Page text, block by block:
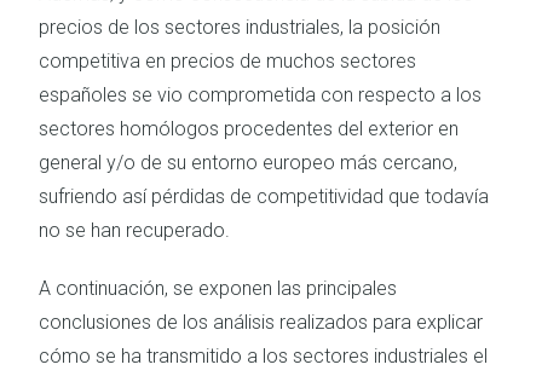
precios de los sectores industriales, la posición
competitiva en precios de muchos sectores
españoles se vio comprometida con respecto a los
sectores homólogos procedentes del exterior en
general y/o de su entorno europeo más cercano,
sufriendo así pérdidas de competitividad que todavía
no se han recuperado.
A continuación, se exponen las principales
conclusiones de los análisis realizados para explicar
cómo se ha transmitido a los sectores industriales el